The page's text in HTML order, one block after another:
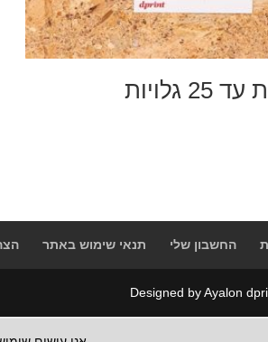
גלויות
החשבון שלי תנאי שימוש באתר
Designed by Ayalon